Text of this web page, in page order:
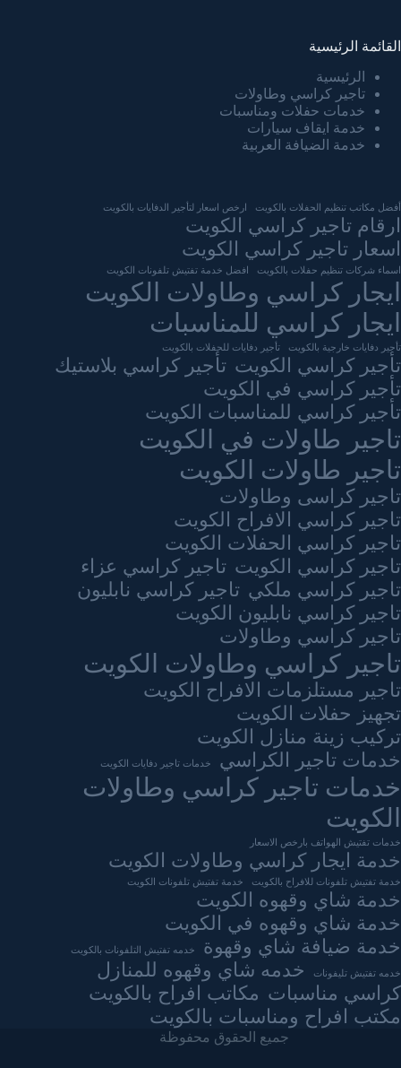
القائمة الرئيسية
الرئيسية
تاجير كراسي وطاولات
خدمات حفلات ومناسبات
خدمة ايقاف سيارات
خدمة الضيافة العربية
أفضل مكاتب تنظيم الحفلات بالكويت ارخص اسعار لتأجير الدفايات بالكويت
ارقام تاجير كراسي الكويت
اسعار تاجير كراسي الكويت
اسماء شركات تنظيم حفلات بالكويت افضل خدمة تفتيش تلفونات الكويت
ايجار كراسي وطاولات الكويت
ايجار كراسي للمناسبات
تأجير دفايات خارجية بالكويت تأجير دفايات للحفلات بالكويت
تأجير كراسي الكويت تأجير كراسي بلاستيك
تأجير كراسي في الكويت
تأجير كراسي للمناسبات الكويت
تاجير طاولات في الكويت
تاجير طاولات الكويت
تاجير كراسى وطاولات
تاجير كراسي الافراح الكويت
تاجير كراسي الحفلات الكويت
تاجير كراسي الكويت تاجير كراسي عزاء
تاجير كراسي ملكي تاجير كراسي نابليون
تاجير كراسي نابليون الكويت
تاجير كراسي وطاولات
تاجير كراسي وطاولات الكويت
تاجير مستلزمات الافراح الكويت
تجهيز حفلات الكويت
تركيب زينة منازل الكويت
خدمات تاجير الكراسي
خدمات تاجير دفايات الكويت
خدمات تاجير كراسي وطاولات
الكويت
خدمات تفتيش الهواتف بارخص الاسعار
خدمة ايجار كراسي وطاولات الكويت
خدمة تفتيش تلفونات للافراح بالكويت خدمة تفتيش تلفونات الكويت
خدمة شاي وقهوه الكويت
خدمة شاي وقهوه في الكويت
خدمة ضيافة شاي وقهوة
خدمه تفتيش التلفونات بالكويت
خدمه تفتيش تليفونات
خدمه شاي وقهوه للمنازل
كراسي مناسبات مكاتب افراح بالكويت
مكتب افراح ومناسبات بالكويت
جميع الحقوق محفوظة